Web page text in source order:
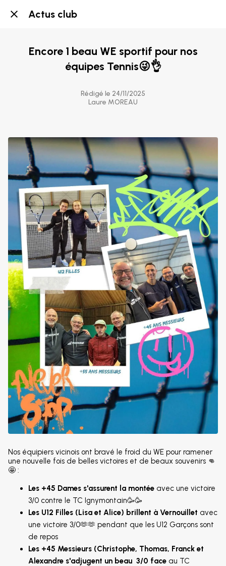
Actus club
Encore 1 beau WE sportif pour nos
équipes Tennis😜👌
Rédigé le 24/11/2025
Laure MOREAU
Nos équipiers vicinois ont bravé le froid du WE pour ramener
une nouvelle fois de belles victoires et de beaux souvenirs 👊
🤩 :
Les +45 Dames s'assurent la montée avec une victoire
3/0 contre le TC Ignymontain🥳🥳
Les U12 Filles (Lisa et Alice) brillent à Vernouillet avec
une victoire 3/0🫶🫶 pendant que les U12 Garçons sont
de repos
Les +45 Messieurs (Christophe, Thomas, Franck et
Alexandre s'adjugent un beau 3/0 face au TC